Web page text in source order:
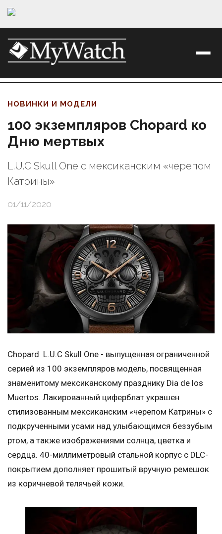
НОВИНКИ И МОДЕЛИ
100 экземпляров Chopard ко
Дню мертвых
L.U.C Skull One с мексиканским «черепом
Катрины»
01/11/2020
Chopard L.U.C Skull One - выпущенная ограниченной
серией из 100 экземпляров модель, посвященная
знаменитому мексиканскому празднику Dia de los
Muertos. Лакированный циферблат украшен
стилизованным мексиканским «черепом Катрины» с
подкрученными усами над улыбающимся беззубым
ртом, а также изображениями солнца, цветка и
сердца. 40-миллиметровый стальной корпус с DLC-
покрытием дополняет прошитый вручную ремешок
из коричневой телячьей кожи.